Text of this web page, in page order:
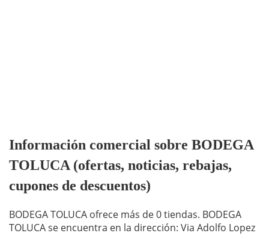
Información comercial sobre BODEGA
TOLUCA (ofertas, noticias, rebajas,
cupones de descuentos)
BODEGA TOLUCA ofrece más de 0 tiendas. BODEGA
TOLUCA se encuentra en la dirección: Via Adolfo Lopez